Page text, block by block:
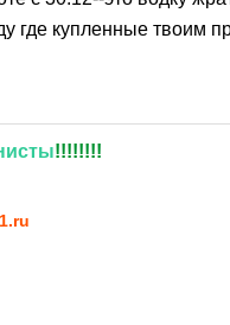
где купленные твоим
!!!!!!!!